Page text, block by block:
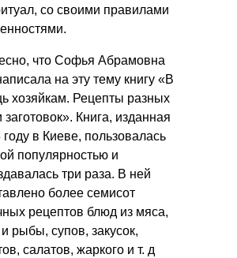
со своими правилами
что Софья Абрамовна
на эту тему книгу «В
хозяйкам. Рецепты разных
заготовок». Книга, изданная
году в Киеве, пользовалась
популярностью и
три раза. В ней
более семисот
рецептов блюд из мяса,
рыбы, супов, закусок,
салатов, жаркого и т. д